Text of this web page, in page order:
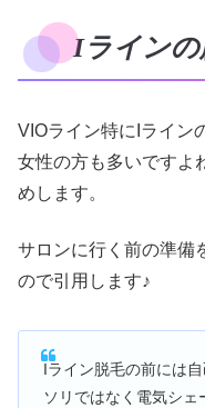
Iラインの
VIOライン特にIライン
女性の方も多いですよ
めします。
サロンに行く前の準備
ので引用します♪
Iライン脱毛の前には
ソリではなく電気シェ